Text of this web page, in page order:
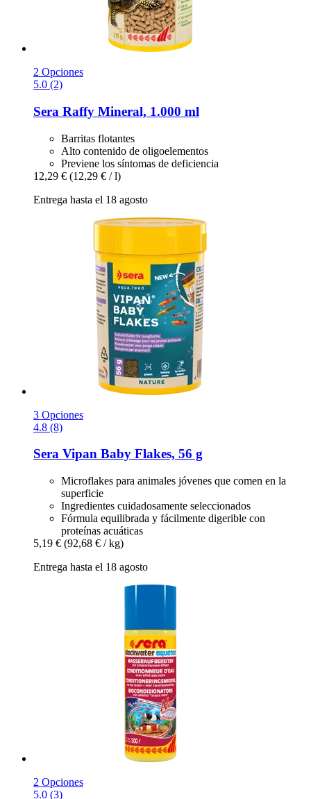
2 Opciones
5.0 (2)
Sera Raffy Mineral, 1.000 ml
Barritas flotantes
Alto contenido de oligoelementos
Previene los síntomas de deficiencia
12,29 € (12,29 € / l)
Entrega hasta el 18 agosto
3 Opciones
4.8 (8)
Sera Vipan Baby Flakes, 56 g
Microflakes para animales jóvenes que comen en la
superficie
Ingredientes cuidadosamente seleccionados
Fórmula equilibrada y fácilmente digerible con
proteínas acuáticas
5,19 € (92,68 € / kg)
Entrega hasta el 18 agosto
2 Opciones
5.0 (3)